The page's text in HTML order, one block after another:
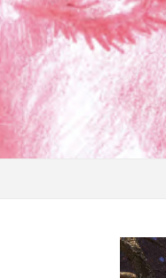
Skip to content